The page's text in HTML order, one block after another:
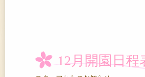
12月開園日程